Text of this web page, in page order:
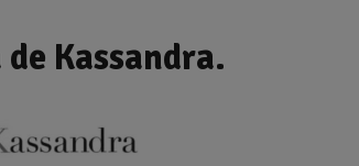
Kassandra.